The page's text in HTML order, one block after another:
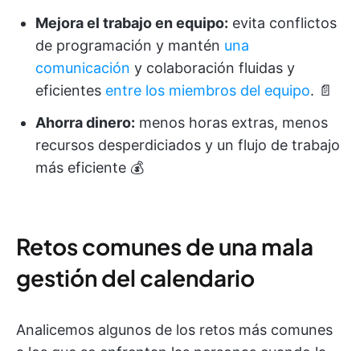
Mejora el trabajo en equipo: evita conflictos
de programación y mantén una
comunicación y colaboración fluidas y
eficientes entre los miembros del equipo. 📄
Ahorra dinero: menos horas extras, menos
recursos desperdiciados y un flujo de trabajo
más eficiente 💰
Retos comunes de una mala
gestión del calendario
Analicemos algunos de los retos más comunes